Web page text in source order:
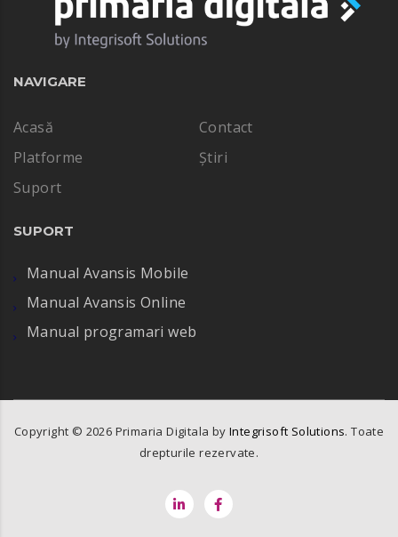
NAVIGARE
Acasă
Contact
Platforme
Știri
Suport
SUPORT
Manual Avansis Mobile
Manual Avansis Online
Manual programari web
Copyright © 2026 Primaria Digitala by Integrisoft Solutions. Toate
drepturile rezervate.